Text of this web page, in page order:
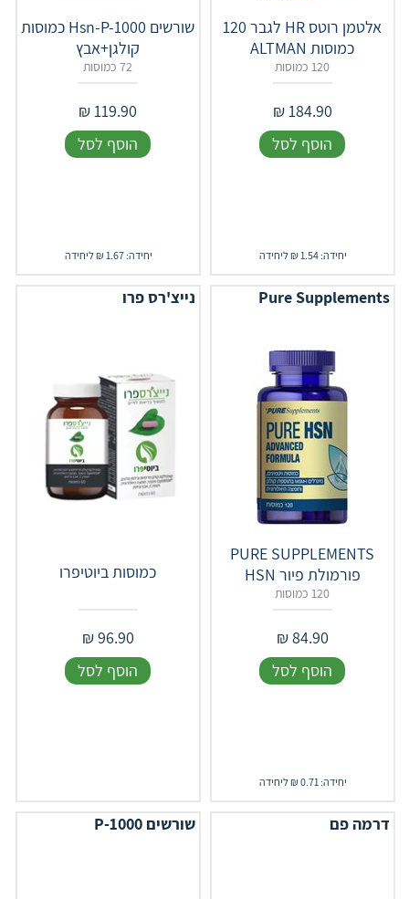
אלטמן רוטס HR לגבר 120
כמוסות ALTMAN
120 כמוסות
184.90
₪
הוסף לסל
יחידה: 1.54 ₪ ליחידה
שורשים Hsn-P-1000 כמוסות
קולגן+אבץ
72 כמוסות
119.90
₪
הוסף לסל
יחידה: 1.67 ₪ ליחידה
Pure Supplements
PURE SUPPLEMENTS
פורמולת פיור HSN
120 כמוסות
84.90
₪
הוסף לסל
יחידה: 0.71 ₪ ליחידה
נייצ'רס פרו
כמוסות ביוטיפרו
96.90
₪
הוסף לסל
דרמה פם שורשים P-1000